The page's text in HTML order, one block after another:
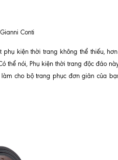
Conti
kiện thời trang không thể thiếu,
nói, Phụ kiện thời trang độc đáo
cho bộ trang phục đơn giản của